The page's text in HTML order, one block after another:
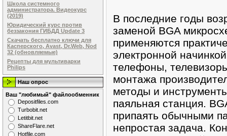
Школа системного
администратора. Видеокурс
(2019)
Юридический курс против
беззакония ГИБДД Update 3
Скачать бесплатно ключи для
Касперского, Avast, Dr.Web, Nod
32 (обновляемые)
Рецепты для мультиварки
Philips
Наш опрос
Ваш "любимый" файлообменник
Dеpоsitfilеs.com
Turbobit.net
Letitbit.net
ShareFlare.net
Hotfile.com
В последние годы
заменой BGA
применяются
электронной
телефоны,
монтажа
методы и
паяльная станция.
припаять обычными
непростая задача.